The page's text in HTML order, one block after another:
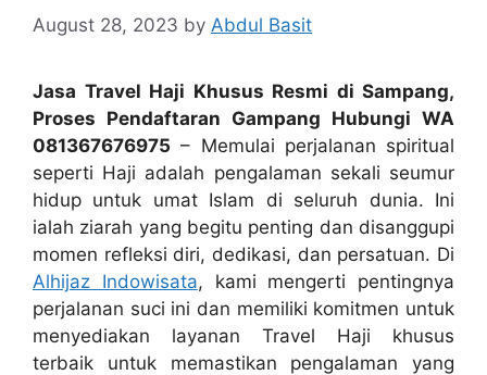
August 28, 2023 by Abdul Basit
Jasa Travel Haji Khusus Resmi di Sampang,
Proses Pendaftaran Gampang Hubungi WA
081367676975 – Memulai perjalanan spiritual
seperti Haji adalah pengalaman sekali seumur
hidup untuk umat Islam di seluruh dunia. Ini
ialah ziarah yang begitu penting dan disanggupi
momen refleksi diri, dedikasi, dan persatuan. Di
Alhijaz Indowisata, kami mengerti pentingnya
perjalanan suci ini dan memiliki komitmen untuk
menyediakan layanan Travel Haji khusus
terbaik untuk memastikan pengalaman yang